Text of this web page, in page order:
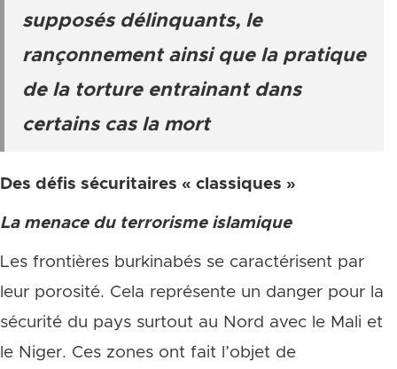
supposés délinquants, le
rançonnement ainsi que la pratique
de la torture entrainant dans
certains cas la mort
Des défis sécuritaires « classiques »
La menace du terrorisme islamique
Les frontières burkinabés se caractérisent par
leur porosité. Cela représente un danger pour la
sécurité du pays surtout au Nord avec le Mali et
le Niger. Ces zones ont fait l’objet de